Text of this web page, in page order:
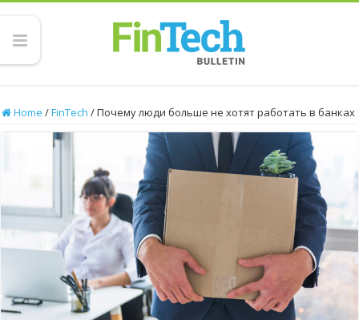
Home /FinTech /Почему люди больше не хотят работать в банках